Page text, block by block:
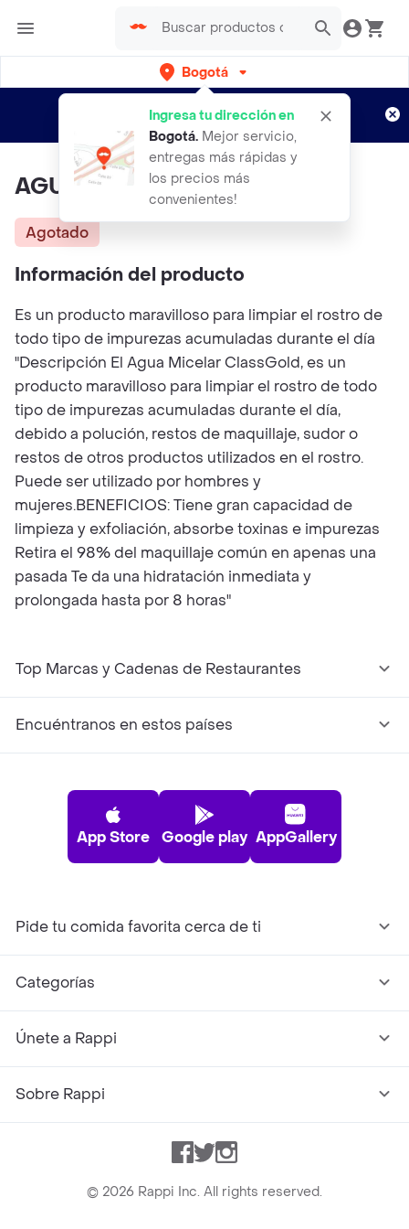
Bogotá
Ingresa tu dirección en
Bogotá. Mejor servicio,
entregas más rápidas y
los precios más
convenientes!
envíos gratis por semanas
Aplican TyC
AGUA MICELAR CLASS GOLD
Agotado
Información del producto
Es un producto maravilloso para limpiar el rostro de
todo tipo de impurezas acumuladas durante el día
"Descripción El Agua Micelar ClassGold, es un
producto maravilloso para limpiar el rostro de todo
tipo de impurezas acumuladas durante el día,
debido a polución, restos de maquillaje, sudor o
restos de otros productos utilizados en el rostro.
Puede ser utilizado por hombres y
mujeres.BENEFICIOS: Tiene gran capacidad de
limpieza y exfoliación, absorbe toxinas e impurezas
Retira el 98% del maquillaje común en apenas una
pasada Te da una hidratación inmediata y
prolongada hasta por 8 horas"
Top Marcas y Cadenas de Restaurantes
Encuéntranos en estos países
App Store Google play AppGallery
Pide tu comida favorita cerca de ti
Categorías
Únete a Rappi
Sobre Rappi
Facebook
TwitterInstagram
© 2026 Rappi Inc. All rights reserved.